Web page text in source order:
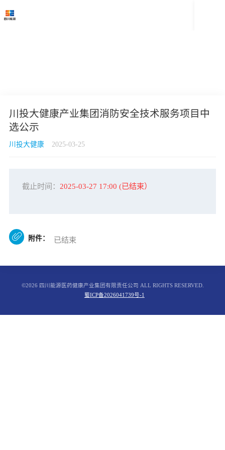
川投大健康产业集团消防安全技术服务项目中
选公示
川投大健康 2025-03-25
截止时间： 2025-03-27 17:00 (已结束）
 附件： 已结束
©2026 四川能源医药健康产业集团有限责任公司 ALL RIGHTS RESERVED.
蜀ICP备2026041739号-1